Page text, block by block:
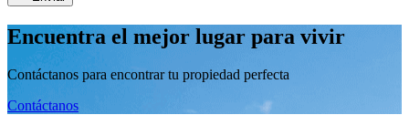
Encuentra el mejor lugar para vivir
Contáctanos para encontrar tu propiedad perfecta
Contáctanos